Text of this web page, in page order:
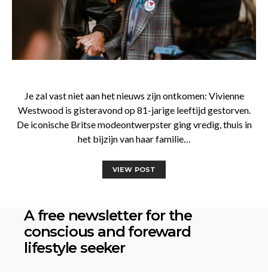
Je zal vast niet aan het nieuws zijn ontkomen: Vivienne
Westwood is gisteravond op 81-jarige leeftijd gestorven.
De iconische Britse modeontwerpster ging vredig, thuis in
het bijzijn van haar familie…
VIEW POST
A free newsletter for the
conscious and foreward
lifestyle seeker